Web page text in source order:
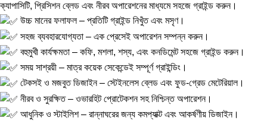
ক্যাপাসিটি, প্রিসিশন ব্লেড এবং নীরব অপারেশনের মাধ্যমে সহজে গ্রাইন্ড করুন।
উচ্চ মানের ফলাফল – প্রতিটি গ্রাইন্ড নিখুঁত এবং মসৃণ।
সহজ ব্যবহারযোগ্যতা – এক প্রেসেই অপারেশন সম্পন্ন করুন।
বহুমুখী কার্যক্ষমতা – কফি, মশলা, শস্য, এবং কনডিমেন্ট সহজে গ্রাইন্ড করুন।
সময় সাশ্রয়ী – মাত্র কয়েক সেকেন্ডেই সম্পূর্ণ গ্রাইন্ডিং।
টেকসই ও মজবুত ডিজাইন – স্টেইনলেস ব্লেড এবং ফুড-গ্রেড মেটেরিয়াল।
নীরব ও সুরক্ষিত – ওভারহিট প্রোটেকশন সহ নিশ্চিন্ত অপারেশন।
আধুনিক ও স্টাইলিশ – রান্নাঘরের জন্য কমপ্যাক্ট এবং আকর্ষণীয় ডিজাইন।